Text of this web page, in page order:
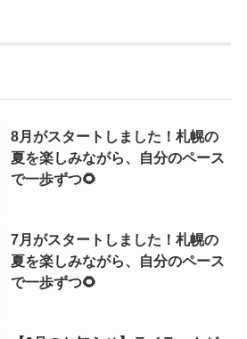
8月がスタートしました！札幌の
夏を楽しみながら、自分のペース
で一歩ずつ🌻
7月がスタートしました！札幌の
夏を楽しみながら、自分のペース
で一歩ずつ🌻